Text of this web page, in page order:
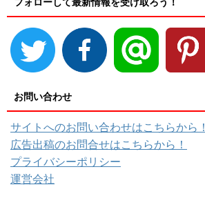
お問い合わせ
サイトへのお問い合わせはこちらから！
広告出稿のお問合せはこちらから！
プライバシーポリシー
運営会社